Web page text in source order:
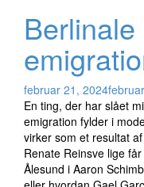
februar 21, 2024
En ting, der har slået
emigration fylder i
virker som et resultat
Renate Reinsve lige
Ålesund i Aaron